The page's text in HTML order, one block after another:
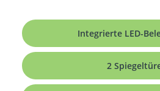
Integrierte LED-
2